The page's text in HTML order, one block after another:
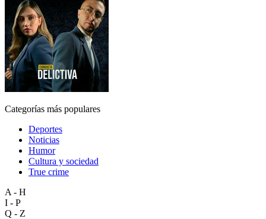
Categorías más populares
Deportes
Noticias
Humor
Cultura y sociedad
True crime
A - H
I - P
Q - Z